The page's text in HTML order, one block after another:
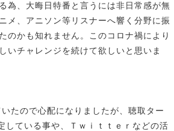
為、大晦日特番と言うには非日常感が無
メ、アニソン等リスナーへ響く分野に振
のかも知れません。このコロナ禍により
いチャレンジを続けて欲しいと思いま
たので心配になりましたが、聴取ター
している事や、Ｔｗｉｔｔｅｒなどの活